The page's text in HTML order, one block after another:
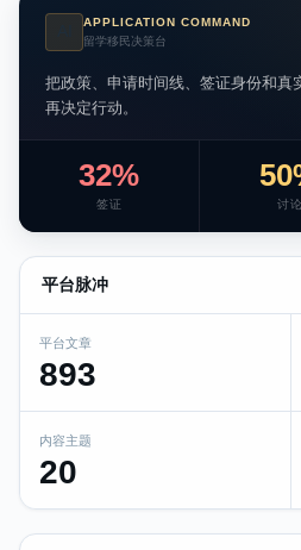
APPLICATION COMMAND
留学移民决策台
把政策、申请时间线、签证身份和真
再决定行动。
32%
签证 讨论
平台脉冲
平台文章
893
内容主题
20